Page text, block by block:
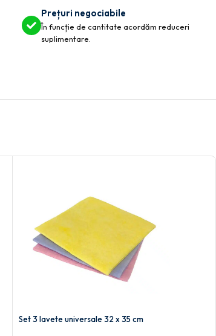
Prețuri negociabile
În funcție de cantitate acordăm reduceri
suplimentare.
Set 3 lavete universale 32 x 35 cm